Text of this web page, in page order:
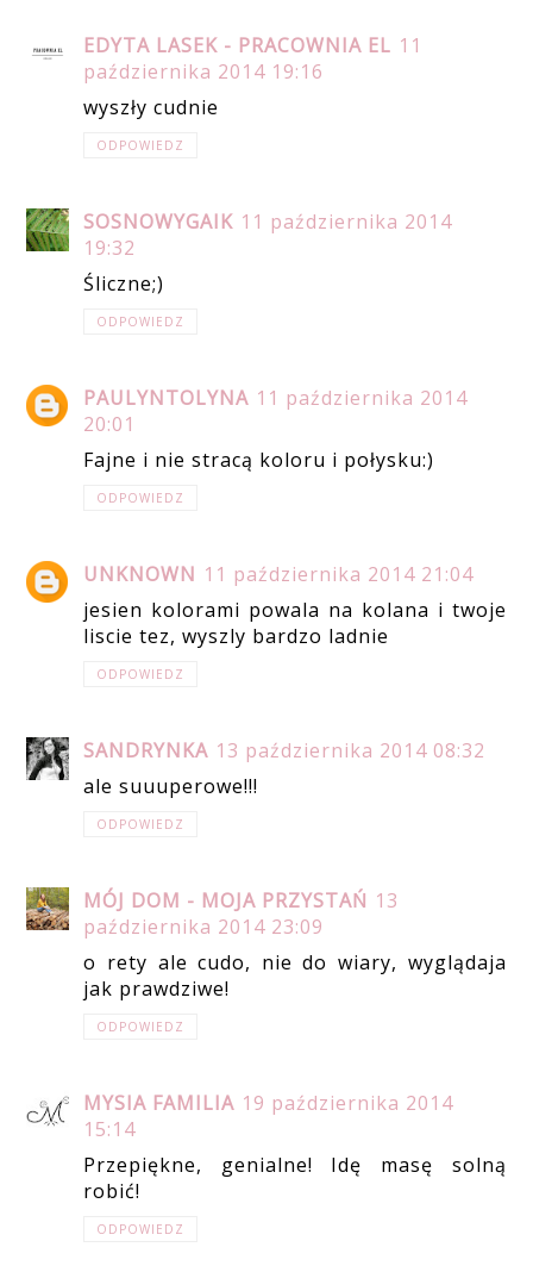
EDYTA LASEK - PRACOWNIA EL 11
października 2014 19:16
wyszły cudnie
ODPOWIEDZ
SOSNOWYGAIK 11 października 2014
19:32
Śliczne;)
ODPOWIEDZ
PAULYNTOLYNA 11 października 2014
20:01
Fajne i nie stracą koloru i połysku:)
ODPOWIEDZ
UNKNOWN 11 października 2014 21:04
jesien kolorami powala na kolana i twoje
liscie tez, wyszly bardzo ladnie
ODPOWIEDZ
SANDRYNKA 13 października 2014 08:32
ale suuuperowe!!!
ODPOWIEDZ
MÓJ DOM - MOJA PRZYSTAŃ 13
października 2014 23:09
o rety ale cudo, nie do wiary, wyglądaja
jak prawdziwe!
ODPOWIEDZ
MYSIA FAMILIA 19 października 2014
15:14
Przepiękne, genialne! Idę masę solną
robić!
ODPOWIEDZ